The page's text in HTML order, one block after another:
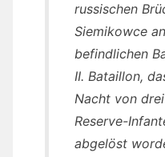
russischen
Siemikowce
befindlichen
II. Bataillon,
Nacht von
Reserve-
abgelöst